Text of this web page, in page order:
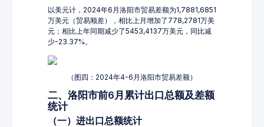
以美元计，2024年6月洛阳市贸易差额为1,7881,6851
万美元（贸易顺差），相比上月增加了778,2781万美
元；相比上年同期减少了5453,4137万美元，同比减
少-23.37%。
（图四：2024年4-6月洛阳市贸易差额）
二、洛阳市前6月累计出口总额及差额
统计
（一）进出口总额统计